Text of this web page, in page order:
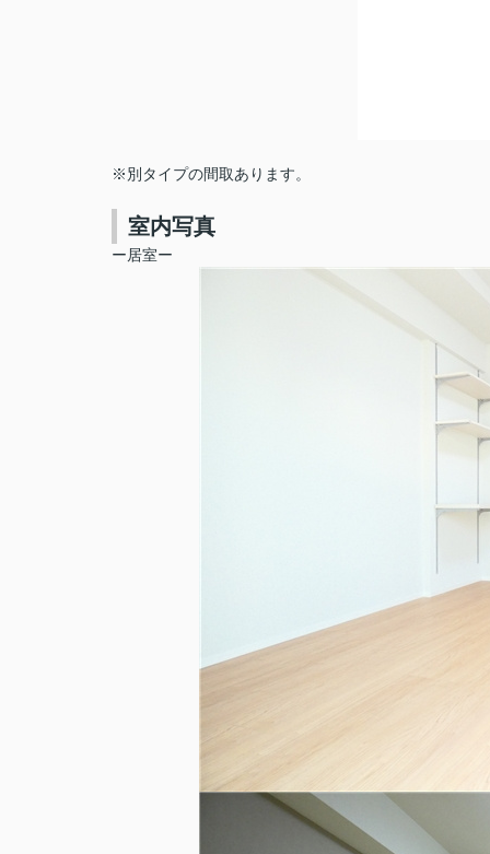
※別タイプの間取あります。
室内写真
ー居室ー